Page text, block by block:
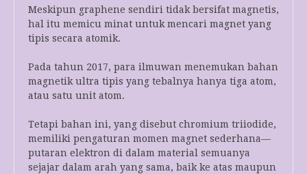
Meskipun graphene sendiri tidak bersifat magnetis,
hal itu memicu minat untuk mencari magnet yang
tipis secara atomik.
Pada tahun 2017, para ilmuwan menemukan bahan
magnetik ultra tipis yang tebalnya hanya tiga atom,
atau satu unit atom.
Tetapi bahan ini, yang disebut chromium triiodide,
memiliki pengaturan momen magnet sederhana—
putaran elektron di dalam material semuanya
sejajar dalam arah yang sama, baik ke atas maupun